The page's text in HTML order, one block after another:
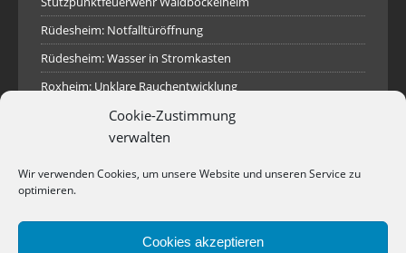
Cookie-Zustimmung
verwalten
Wir verwenden Cookies, um unsere Website und unseren Service zu
optimieren.
Cookies akzeptieren
Rüdesheim: Notfalltüröffnung
Rüdesheim: Wasser in Stromkasten
Roxheim: Unklare Rauchentwicklung
Sprendlingen: Überörtliche Hilfe bei Industriebrand in
Sprendlingen
Rüdesheim: Aufgerissener Dieseltank
Industriepark Pferdsfeld: Brand eines Holzpolter